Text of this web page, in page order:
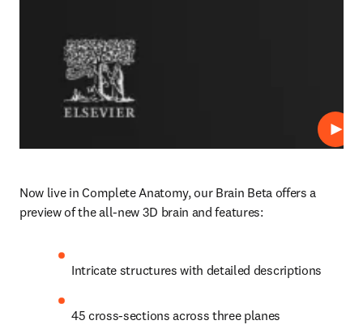
播放
Now live in Complete Anatomy, our Brain Beta offers a
preview of the all-new 3D brain and features:
Intricate structures with detailed descriptions
45 cross-sections across three planes